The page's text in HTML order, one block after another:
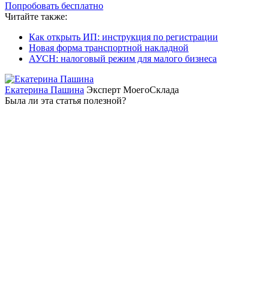
Попробовать бесплатно
Читайте также:
Как открыть ИП: инструкция по регистрации
Новая форма транспортной накладной
АУСН: налоговый режим для малого бизнеса
Екатерина Пашина Эксперт МоегоСклада
Была ли эта статья полезной?